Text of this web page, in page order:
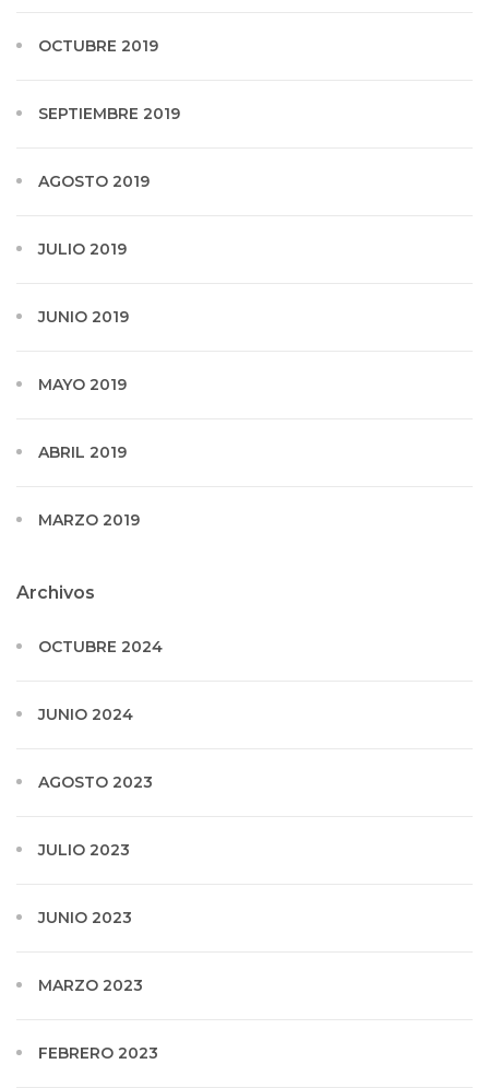
OCTUBRE 2019
SEPTIEMBRE 2019
AGOSTO 2019
JULIO 2019
JUNIO 2019
MAYO 2019
ABRIL 2019
MARZO 2019
Archivos
OCTUBRE 2024
JUNIO 2024
AGOSTO 2023
JULIO 2023
JUNIO 2023
MARZO 2023
FEBRERO 2023